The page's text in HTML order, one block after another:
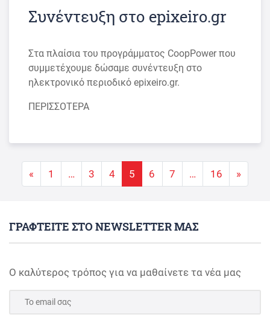
Συνέντευξη στο epixeiro.gr
Στα πλαίσια του προγράμματος CoopPower που
συμμετέχουμε δώσαμε συνέντευξη στο
ηλεκτρονικό περιοδικό epixeiro.gr.
ΠΕΡΙΣΣΟΤΕΡΑ
Πλοήγηση άρθρων
« 1 … 3 4 5 6 7 … 16 »
ΓΡΑΦΤΕΙΤΕ ΣΤΟ NEWSLETTER ΜΑΣ
Ο καλύτερος τρόπος για να μαθαίνετε τα νέα μας